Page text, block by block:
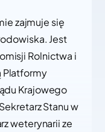
zajmuje się
Jest
Rolnictwa i
Platformy
Krajowego
Stanu w
weterynarii ze